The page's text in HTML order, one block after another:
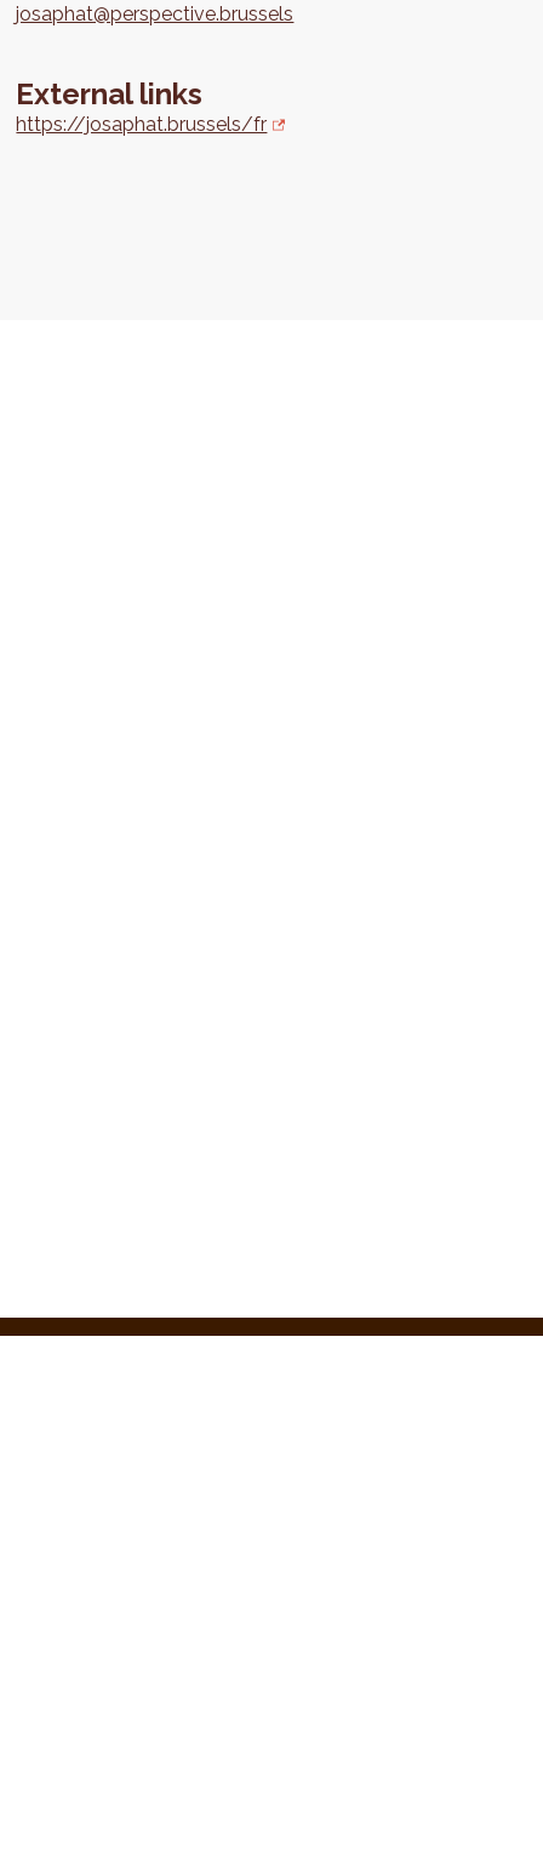
josaphat@perspective.brussels
External links
https://josaphat.brussels/fr